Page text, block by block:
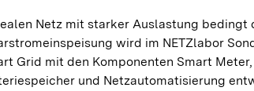
Netz mit starker Auslastung bedingt
wird im NETZlabor
Grid mit den Komponenten Smart
und Netzautomatisierung